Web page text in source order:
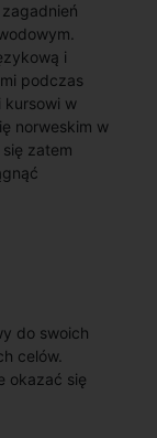
i
podczas
kursowi w
norweskim w
zatem
do swoich
celów.
okazać się